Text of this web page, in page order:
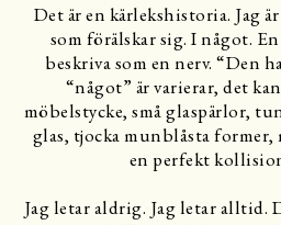
Det är en kärlekshistoria. Jag
som förälskar sig. I något.
beskriva som en nerv. “Den
“något” är varierar, det
möbelstycke, små glaspärlor,
glas, tjocka munblåsta former,
en perfekt
Jag letar aldrig. Jag letar alltid.